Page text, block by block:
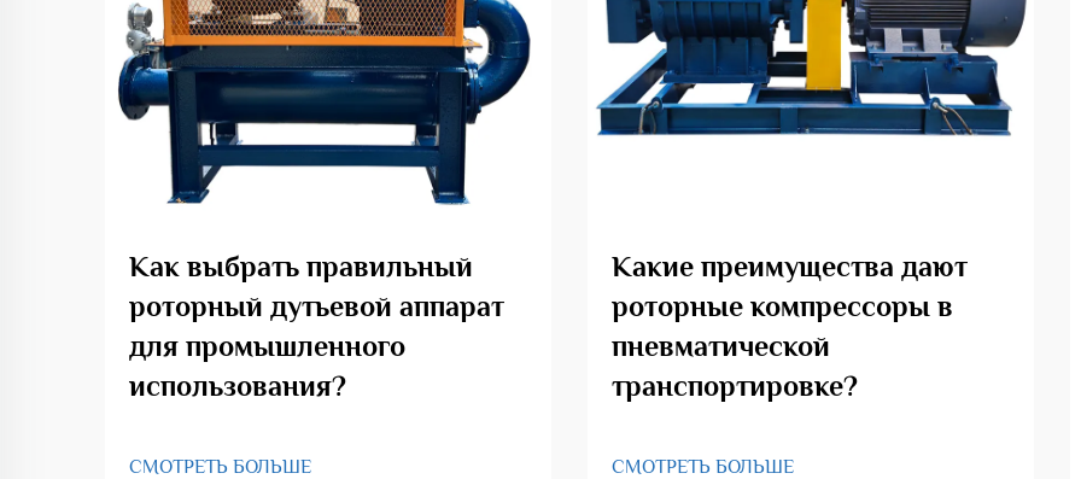
Как выбрать правильный
роторный дутьевой аппарат
для промышленного
использования?
СМОТРЕТЬ БОЛЬШЕ
Какие преимущества дают
роторные компрессоры в
пневматической
транспортировке?
СМОТРЕТЬ БОЛЬШЕ